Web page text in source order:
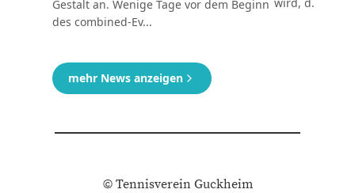
© Tennisverein Guckheim